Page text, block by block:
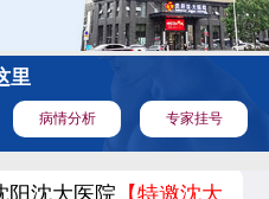
里
病情分析 专家挂号